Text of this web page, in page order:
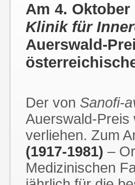
Am 4.
Klinik für
Auerswald-
Der von Sanofi-
Auerswald-Preis
verliehen. Zum
(1917-1981) –
Medizinischen